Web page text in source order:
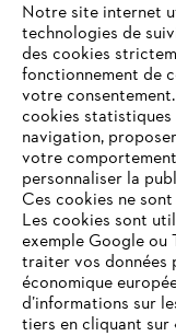
L'Entreprise
Questions /
Notre site internet
technologies de
des cookies
fonctionnement de
votre
cookies
navigation,
votre
personnaliser la
Ces cookies ne
Les cookies sont
exemple Google ou
traiter vos données
économique
d’informations sur
tiers en cliquant sur